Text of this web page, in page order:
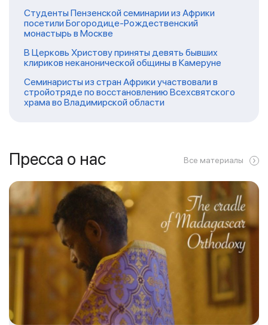
Студенты Пензенской семинарии из Африки
посетили Богородице-Рождественский
монастырь в Москве
В Церковь Христову приняты девять бывших
клириков неканонической общины в Камеруне
Семинаристы из стран Африки участвовали в
стройотряде по восстановлению Всехсвятского
храма во Владимирской области
Пресса о нас Все материалы